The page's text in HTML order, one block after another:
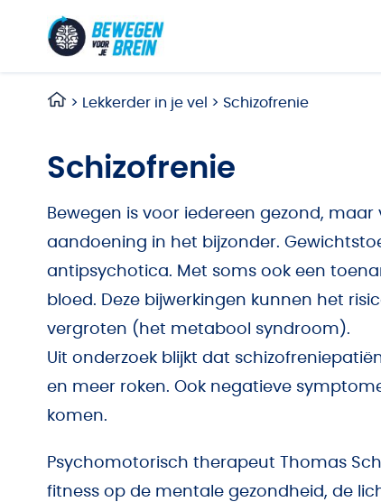
> Lekkerder in je vel > Schizofrenie
Schizofrenie
Bewegen is voor iedereen gezond,
aandoening in het bijzonder.
antipsychotica. Met soms ook een
bloed. Deze bijwerkingen kunnen het
vergroten (het metabool syndroom).
Uit onderzoek blijkt dat
en meer roken. Ook negatieve
komen.
Psychomotorisch therapeut Thomas
fitness op de mentale gezondheid, de